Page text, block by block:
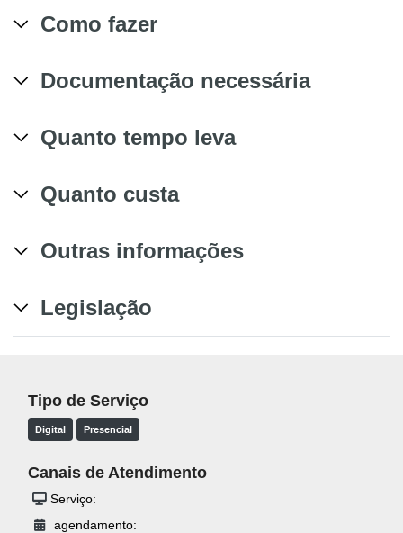
Como fazer
Documentação necessária
Quanto tempo leva
Quanto custa
Outras informações
Legislação
Tipo de Serviço
Digital Presencial
Canais de Atendimento
Serviço:
agendamento: